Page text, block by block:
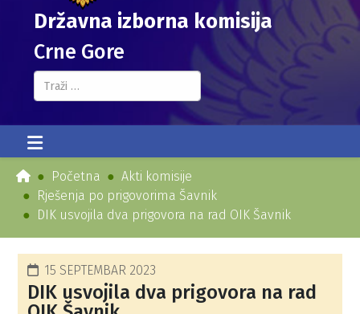
Državna izborna komisija
Crne Gore
Pretraga...
Početna
Akti komisije
Rješenja po prigovorima Šavnik
DIK usvojila dva prigovora na rad OIK Šavnik
15 SEPTEMBAR 2023
DIK usvojila dva prigovora na rad